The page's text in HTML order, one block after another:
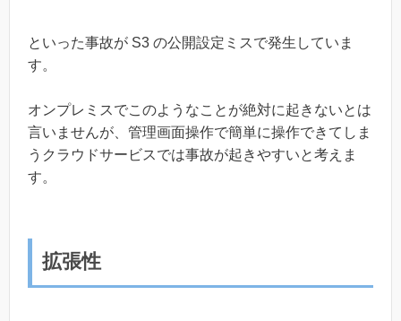
といった事故が S3 の公開設定ミスで発生していま
す。
オンプレミスでこのようなことが絶対に起きないとは
言いませんが、管理画面操作で簡単に操作できてしま
うクラウドサービスでは事故が起きやすいと考えま
す。
拡張性